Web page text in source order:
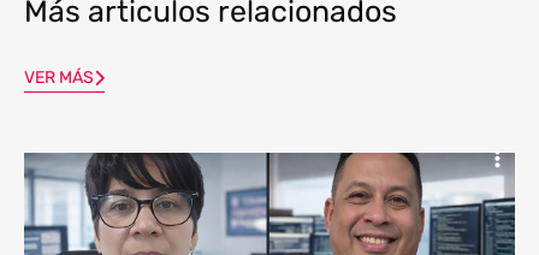
Más articulos relacionados
VER MÁS